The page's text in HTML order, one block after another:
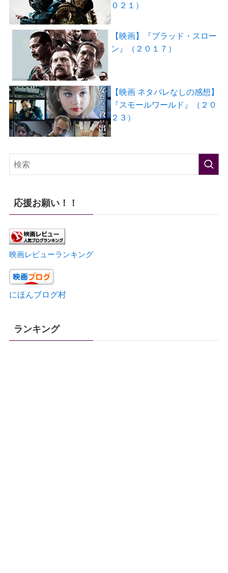
０２１）
【映画】『ブラッド・スロー
ン』（２０１７）
【映画 ネタバレなしの感想】
『スモールワールド』（２０
２３）
応援お願い！！
映画レビューランキング
にほんブログ村
ランキング